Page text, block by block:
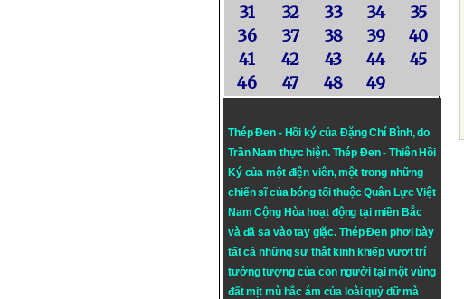
31
32 33 34
35
36
37 38 39
40
41
42 43 44
45
46
47 48 49
Thép Đen - Hồi ký của Đặng Chí Bình, do
Trần Nam thực hiện. Thép Đen- Thiên Hồi
Ký của một điện viên, một trong những
chiến sĩ của bóng tối thuộc Quân Lực Việt
Nam Cộng Hòa hoạt động tại miền Bắc
và đã sa vào tay giặc. Thép Đen phơi bày
tất cả những sự thật kinh khiếp vượt trí
tưởng tượng của con người tại một vùng
đất mịt mù hắc ám của loài quỷ dữ mà